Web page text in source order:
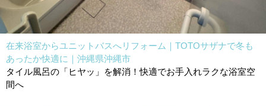
在来浴室からユニットバスへリフォーム｜TOTOサザナで冬も
あったか快適に｜沖縄県沖縄市
タイル風呂の「ヒヤッ」を解消！快適でお手入れラクな浴室空
間へ